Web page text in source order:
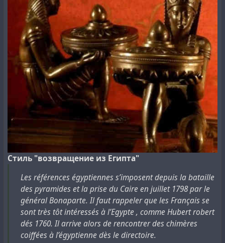
Стиль "возвращение из Египта"
Les références égyptiennes s’imposent depuis la bataille
des pyramides et la prise du Caire en juillet 1798 par le
général Bonaparte. Il faut rappeler que les Français se
sont très tôt intéressés à l’Egypte , comme Hubert robert
dés 1760. Il arrive alors de rencontrer des chimères
coiffées à l’égyptienne dès le directoire.